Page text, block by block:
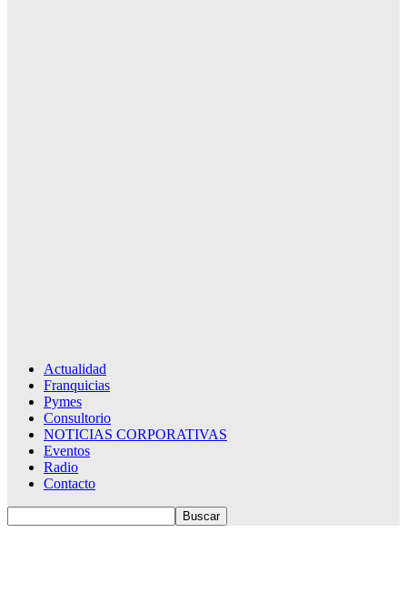
Actualidad
Franquicias
Pymes
Consultorio
NOTICIAS CORPORATIVAS
Eventos
Radio
Contacto